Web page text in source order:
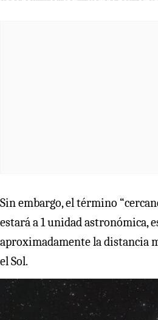
Sin embargo, el término
estará a 1 unidad astronómica,
aproximadamente la distancia
el Sol.